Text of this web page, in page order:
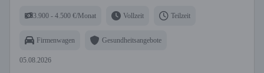
3.900 - 4.500 €/Monat Vollzeit Teilzeit
Firmenwagen Gesundheitsangebote
05.08.2026